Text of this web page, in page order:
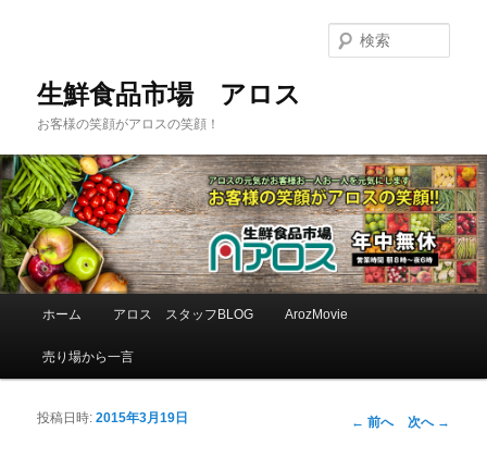
生鮮食品市場 アロス
お客様の笑顔がアロスの笑顔！
索
メインコンテンツへ移動
サブコンテンツへ移動
ホーム アロス スタッフBLOG ArozMovie
売り場から一言
投稿ナビゲーシ
← 前へ 次へ →
投稿日時:2015年3月19日